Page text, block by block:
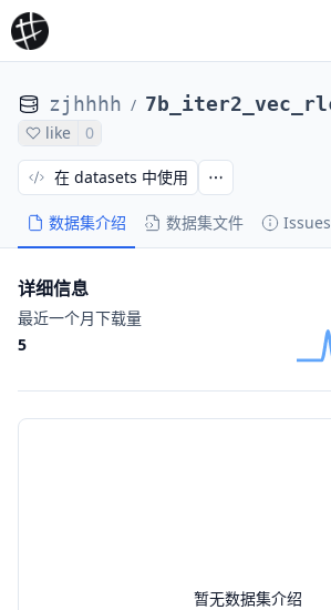
zjhhhh /
like 0
数据集介绍 数据集文件 Issues
在 datasets 中使用
暂无数据集介绍
详细信息
最近一个月下载量
5